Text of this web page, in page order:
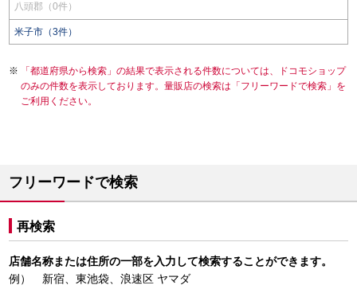
八頭郡（0件）
米子市（3件）
「都道府県から検索」の結果で表示される件数については、ドコモショップ
のみの件数を表示しております。量販店の検索は「フリーワードで検索」を
ご利用ください。
フリーワードで検索
再検索
店舗名称または住所の一部を入力して検索することができます。
例） 新宿、東池袋、浪速区 ヤマダ